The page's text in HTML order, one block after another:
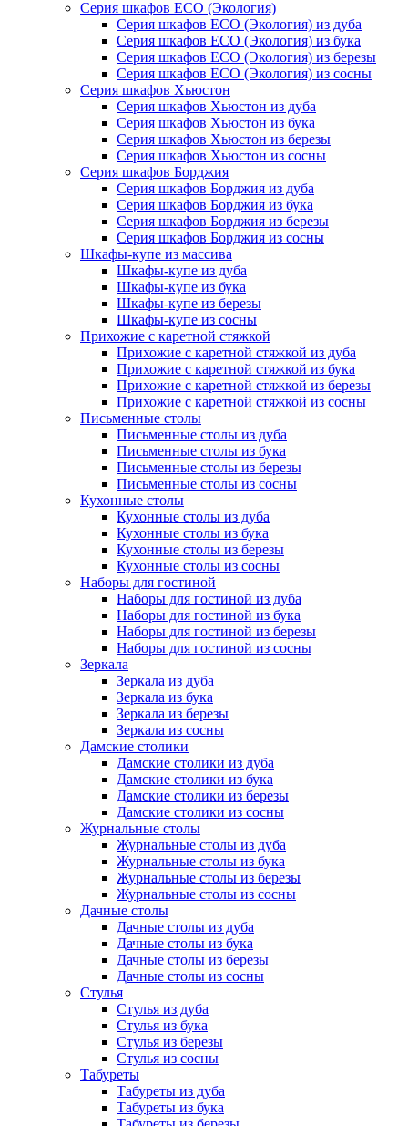
Серия шкафов ECO (Экология)
Серия шкафов ECO (Экология) из дуба
Серия шкафов ECO (Экология) из бука
Серия шкафов ECO (Экология) из березы
Серия шкафов ECO (Экология) из сосны
Серия шкафов Хьюстон
Серия шкафов Хьюстон из дуба
Серия шкафов Хьюстон из бука
Серия шкафов Хьюстон из березы
Серия шкафов Хьюстон из сосны
Серия шкафов Борджия
Серия шкафов Борджия из дуба
Серия шкафов Борджия из бука
Серия шкафов Борджия из березы
Серия шкафов Борджия из сосны
Шкафы-купе из массива
Шкафы-купе из дуба
Шкафы-купе из бука
Шкафы-купе из березы
Шкафы-купе из сосны
Прихожие с каретной стяжкой
Прихожие с каретной стяжкой из дуба
Прихожие с каретной стяжкой из бука
Прихожие с каретной стяжкой из березы
Прихожие с каретной стяжкой из сосны
Письменные столы
Письменные столы из дуба
Письменные столы из бука
Письменные столы из березы
Письменные столы из сосны
Кухонные столы
Кухонные столы из дуба
Кухонные столы из бука
Кухонные столы из березы
Кухонные столы из сосны
Наборы для гостиной
Наборы для гостиной из дуба
Наборы для гостиной из бука
Наборы для гостиной из березы
Наборы для гостиной из сосны
Зеркала
Зеркала из дуба
Зеркала из бука
Зеркала из березы
Зеркала из сосны
Дамские столики
Дамские столики из дуба
Дамские столики из бука
Дамские столики из березы
Дамские столики из сосны
Журнальные столы
Журнальные столы из дуба
Журнальные столы из бука
Журнальные столы из березы
Журнальные столы из сосны
Дачные столы
Дачные столы из дуба
Дачные столы из бука
Дачные столы из березы
Дачные столы из сосны
Стулья
Стулья из дуба
Стулья из бука
Стулья из березы
Стулья из сосны
Табуреты
Табуреты из дуба
Табуреты из бука